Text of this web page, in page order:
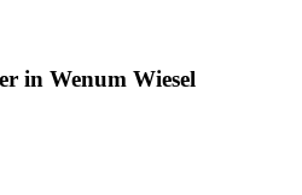
in Wenum Wiesel